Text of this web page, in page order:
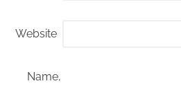
Website
Name,